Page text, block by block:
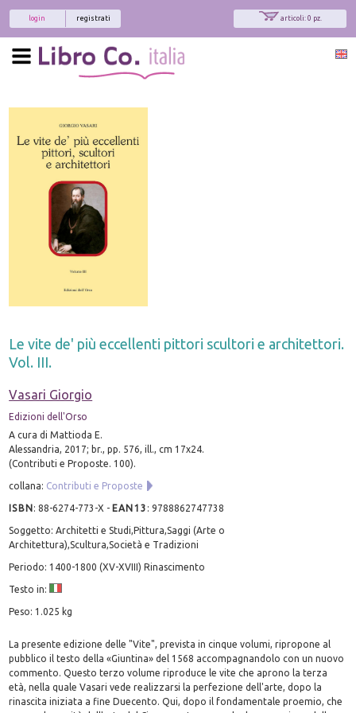
articoli: 0 pz.
registrati
login
Le vite de' più eccellenti pittori scultori e architettori.
Vol. III.
Vasari Giorgio
Edizioni dell'Orso
A cura di Mattioda E.
Alessandria, 2017; br., pp. 576, ill., cm 17x24.
(Contributi e Proposte. 100).
collana: Contributi e Proposte
ISBN:88-6274-773-X - EAN13 :9788862747738
Soggetto: Architetti e Studi,Pittura,Saggi (Arte o
Architettura),Scultura,Società e Tradizioni
Periodo: 1400-1800 (XV-XVIII) Rinascimento
Testo in:
Peso: 1.025 kg
La presente edizione delle "Vite", prevista in cinque volumi, ripropone al
pubblico il testo della «Giuntina» del 1568 accompagnandolo con un nuovo
commento. Questo terzo volume riproduce le vite che aprono la terza
età, nella quale Vasari vede realizzarsi la perfezione dell'arte, dopo la
rinascita iniziata a fine Duecento. Qui, dopo il fondamentale proemio, che